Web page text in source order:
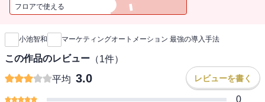
施策で購入意欲を高め、適切なタイミングでの営業活動を可能にす
る会社は少ない」という。原因は、マーケティングオートメーショ
ンと「CRM（顧客管理システム）」との連携がとれていないことで
す。「流行りだから」とマーケティングオートメーションを「とり
あえず」導入しようとする会社が多いために、すでにあるCRMと連
携させるという部分がおろそかになり、現場には「役に立たないマ
ーケティングオートメーション」が蔓延しています。そこで、「マ
フロアで使える
新刊通知
小池智和 マーケティングオートメーション 最強の導入手法
この作品のレビュー （1件）
平均 3.0 レビューを書く
0